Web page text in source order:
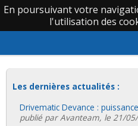
En poursuivant votre
l'utilisation des
Accueil › Les actualités ›
Les dernières actualités :
Drivematic Devance :
publié par Avanteam, le 21/